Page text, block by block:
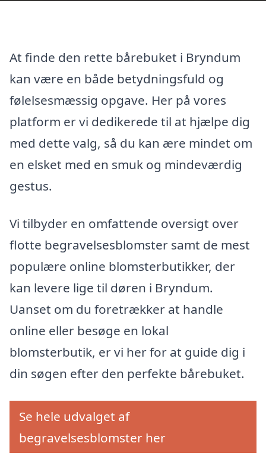
At finde den rette bårebuket i Bryndum
kan være en både betydningsfuld og
følelsesmæssig opgave. Her på vores
platform er vi dedikerede til at hjælpe dig
med dette valg, så du kan ære mindet om
en elsket med en smuk og mindeværdig
gestus.
Vi tilbyder en omfattende oversigt over
flotte begravelsesblomster samt de mest
populære online blomsterbutikker, der
kan levere lige til døren i Bryndum.
Uanset om du foretrækker at handle
online eller besøge en lokal
blomsterbutik, er vi her for at guide dig i
din søgen efter den perfekte bårebuket.
Se hele udvalget af
begravelsesblomster her